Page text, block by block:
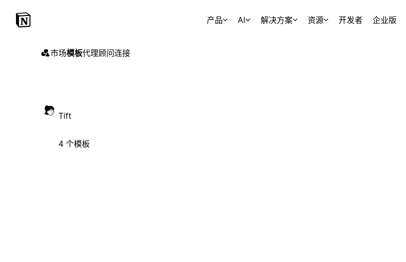
产品 AI 解决方案 资源 开发者 企业版
市场模板代理顾问连接
Tift
4 个模板